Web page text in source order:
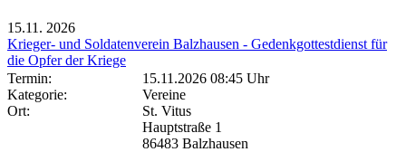
15.11. 2026
Krieger- und Soldatenverein Balzhausen - Gedenkgottestdienst für
die Opfer der Kriege
Termin:
15.11.2026 08:45 Uhr
Kategorie:
Vereine
Ort:
St. Vitus
Hauptstraße 1
86483 Balzhausen